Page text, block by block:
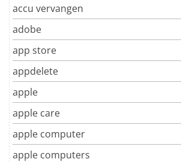
accu vervangen
adobe
app store
appdelete
apple
apple care
apple computer
apple computers